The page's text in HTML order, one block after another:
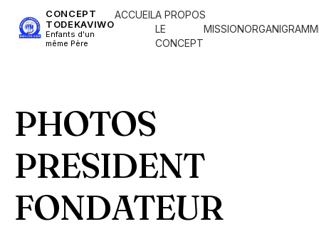
CONCEPT
TODEKAVIWO
Enfants d'un
même Père
ACCUEILA PROPOS
LE
CONCEPT
MISSION
PHOTOS
PRESIDENT
FONDATEUR